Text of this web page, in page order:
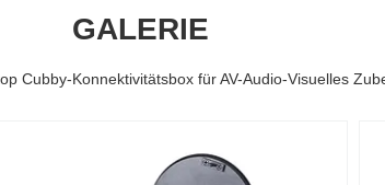
GALERIE
Cubby-Konnektivitätsbox für AV-Audio-Visuelles